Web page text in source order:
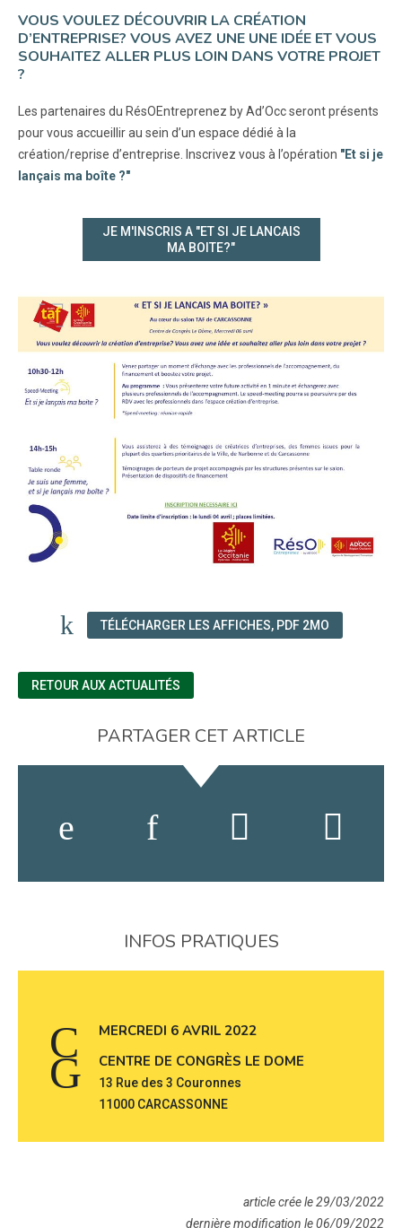
VOUS VOULEZ DÉCOUVRIR LA CRÉATION
D’ENTREPRISE? VOUS AVEZ UNE UNE IDÉE ET VOUS
SOUHAITEZ ALLER PLUS LOIN DANS VOTRE PROJET
?
Les partenaires du RésOEntreprenez by Ad’Occ seront présents
pour vous accueillir au sein d’un espace dédié à la
création/reprise d’entreprise. Inscrivez vous à l’opération "Et si je
lançais ma boîte ?"
JE M'INSCRIS A "ET SI JE LANCAIS
MA BOITE?"
TÉLÉCHARGER LES AFFICHES, PDF 2MO
RETOUR AUX ACTUALITÉS
PARTAGER CET ARTICLE
INFOS PRATIQUES
MERCREDI 6 AVRIL 2022
CENTRE DE CONGRÈS LE DOME
13 Rue des 3 Couronnes
11000 CARCASSONNE
article crée le 29/03/2022
dernière modification le 06/09/2022